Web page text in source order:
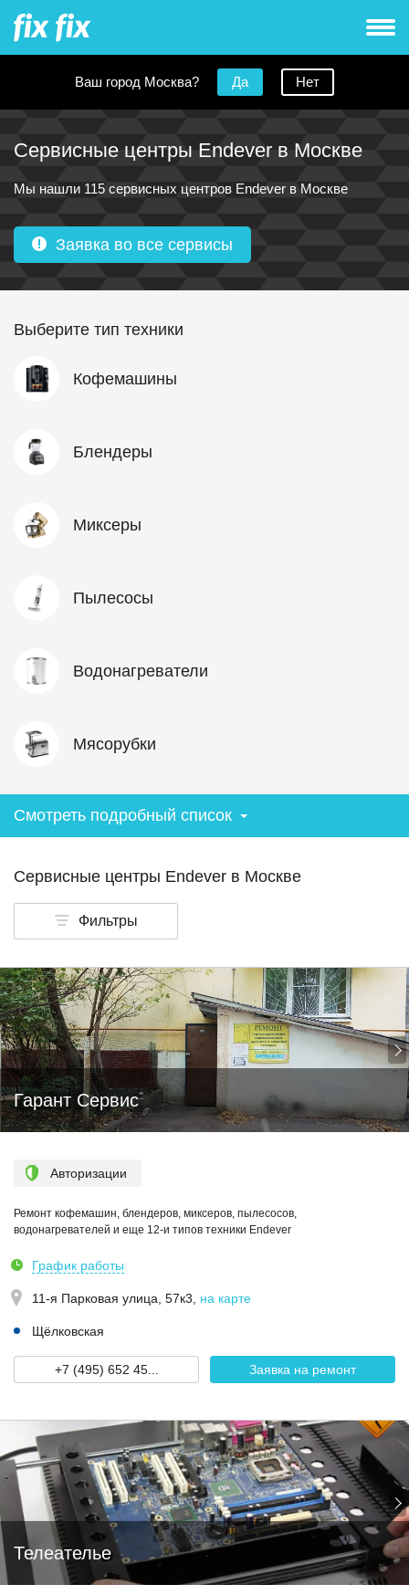
Ваш город Москва? Да Нет
Сервисные центры Endever в Москве
Мы нашли 115 сервисных центров Endever в Москве
Заявка во все сервисы
Выберите тип техники
Кофемашины
Блендеры
Миксеры
Пылесосы
Водонагреватели
Мясорубки
Смотреть подробный список
Сервисные центры Endever в Москве
Фильтры
Гарант Сервис
Авторизации
Ремонт кофемашин, блендеров, миксеров, пылесосов,
водонагревателей и еще 12-и типов техники Endever
График работы
11-я Парковая улица, 57к3 на карте
Щёлковская
+7 (495) 652 45... Заявка на ремонт
Телеателье